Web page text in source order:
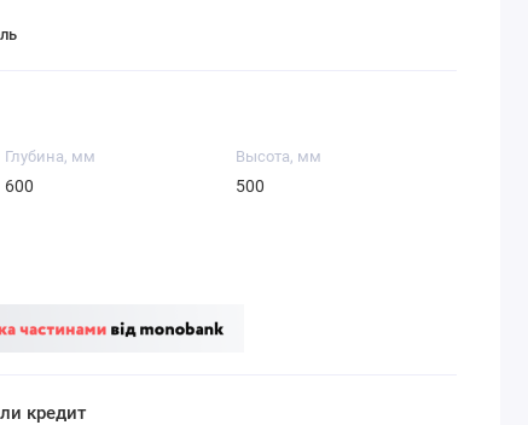
Глубина, мм
600
Высота, мм
500
кредит